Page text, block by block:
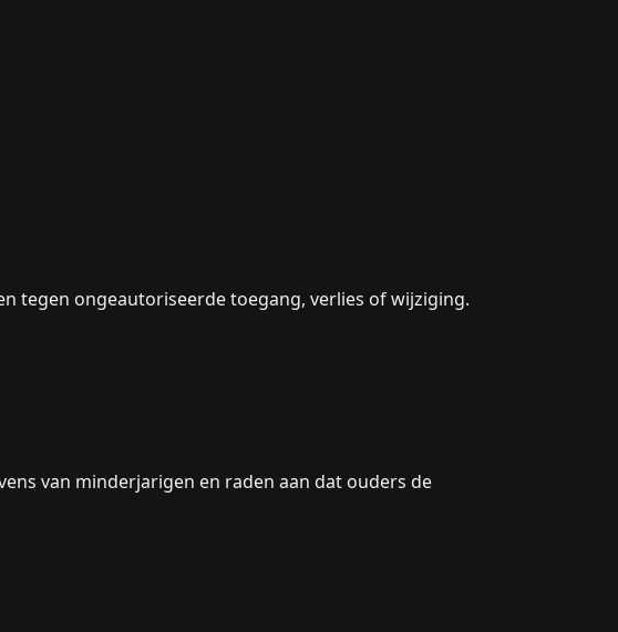
tegen ongeautoriseerde toegang, verlies of wijziging.
van minderjarigen en raden aan dat ouders de